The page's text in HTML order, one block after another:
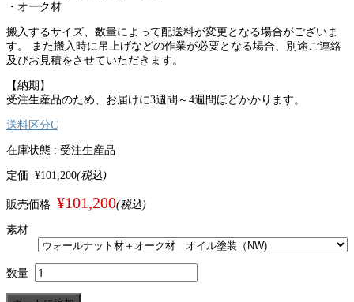
・オーク材
搬入するサイズ、数量によって配送料が変更となる場合がございま
す。 また搬入時に吊上げなどの作業が必要となる場合、別途ご連絡
及びお見積をさせていただきます。
【納期】
受注生産品のため、お届けに3週間～4週間ほどかかります。
送料区分C
在庫状態 : 受注生産品
定価 ¥101,200(税込)
販売価格 ¥101,200(税込)
素材
数量